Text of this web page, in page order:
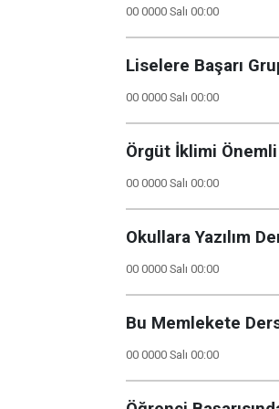
00 0000 Salı 00:00
Liselere Başarı
00 0000 Salı 00:00
Örgüt İklimi
00 0000 Salı 00:00
Okullara Yazılım
00 0000 Salı 00:00
Bu Memlekete
00 0000 Salı 00:00